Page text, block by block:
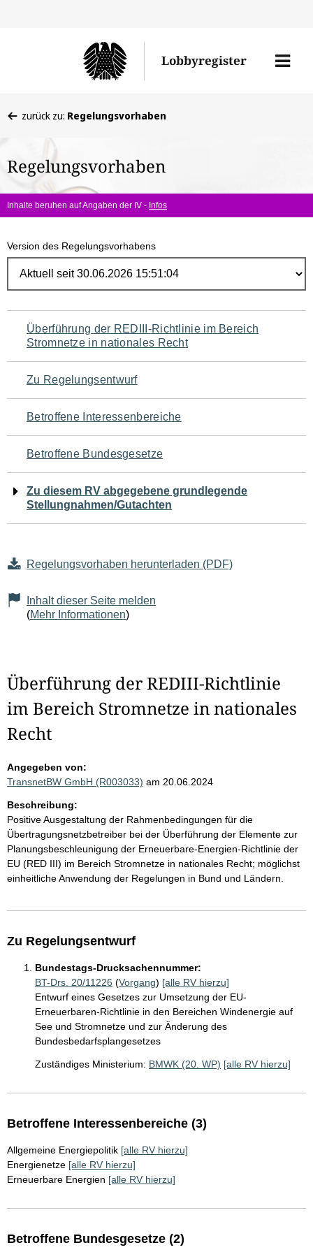
Lobbyregister
Menü
befinden
hier:
zurück zu: Regelungsvorhaben
Regelungsvorhaben
Inhalte beruhen auf Angaben der IV - Infos
Version des Regelungsvorhabens
Navigation
für
den
Seiteninhalt
Überführung der REDIII-Richtlinie im Bereich
Stromnetze in nationales Recht
Zu Regelungsentwurf
Betroffene Interessenbereiche
Betroffene Bundesgesetze
Zu diesem RV abgegebene grundlegende
Stellungnahmen/Gutachten
Regelungsvorhaben herunterladen (PDF)
Inhalt dieser Seite melden
(Mehr Informationen)
Überführung der REDIII-Richtlinie
im Bereich Stromnetze in nationales
Recht
Angegeben von:
TransnetBW GmbH (R003033) am 20.06.2024
Beschreibung:
Positive Ausgestaltung der Rahmenbedingungen für die
Übertragungsnetzbetreiber bei der Überführung der Elemente zur
Planungsbeschleunigung der Erneuerbare-Energien-Richtlinie der
EU (RED III) im Bereich Stromnetze in nationales Recht; möglichst
einheitliche Anwendung der Regelungen in Bund und Ländern.
Zu Regelungsentwurf
Bundestags-Drucksachennummer:
BT-Drs. 20/11226 (Vorgang) [alle RV hierzu]
Entwurf eines Gesetzes zur Umsetzung der EU-
Erneuerbaren-Richtlinie in den Bereichen Windenergie auf
See und Stromnetze und zur Änderung des
Bundesbedarfsplangesetzes
Zuständiges Ministerium: BMWK (20. WP) [alle RV hierzu]
Betroffene Interessenbereiche (3)
Allgemeine Energiepolitik [alle RV hierzu]
Energienetze [alle RV hierzu]
Erneuerbare Energien [alle RV hierzu]
Betroffene Bundesgesetze (2)